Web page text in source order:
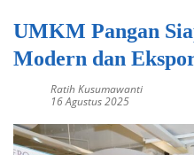
UMKM Pangan
Modern dan
Ratih Kusumawanti
16 Agustus 2025